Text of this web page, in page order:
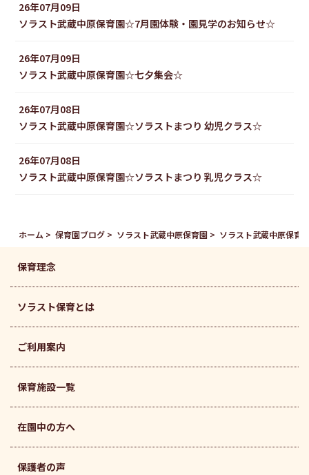
26年07月09日
ソラスト武蔵中原保育園☆7月園体験・園見学のお知らせ☆
26年07月09日
ソラスト武蔵中原保育園☆七夕集会☆
26年07月08日
ソラスト武蔵中原保育園☆ソラストまつり 幼児クラス☆
26年07月08日
ソラスト武蔵中原保育園☆ソラストまつり 乳児クラス☆
ホーム 保育園ブログ ソラスト武蔵中原保育園 ソラスト武蔵中原保
保育理念
ソラスト保育とは
ご利用案内
保育施設一覧
在園中の方へ
保護者の声